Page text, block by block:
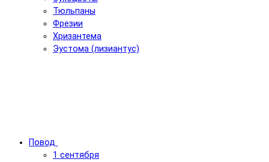
Тюльпаны
Фрезии
Хризантема
Эустома (лизиантус)
Повод
1 сентября